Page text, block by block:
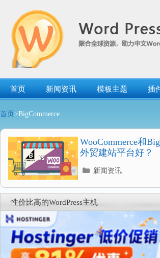
首页 新闻资讯 模板主题 插
首页 >BigCommerce
WooCommerce和
外贸建站平台好？
分
录
新闻资讯
性价比高的WordPress主机